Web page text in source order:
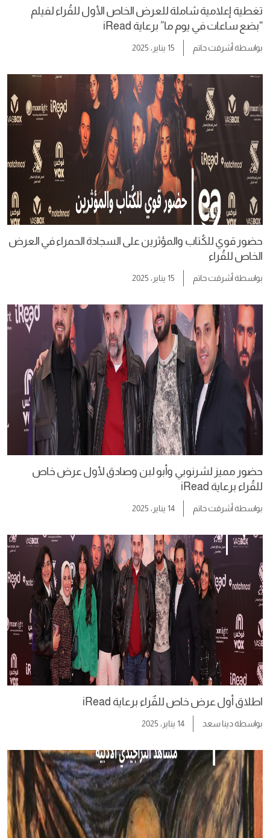
تغطية إعلامية شاملة للعرض الخاص الأول للقُراء لفيلم
“بضع ساعات في يوم ما” برعاية iRead
بواسطةأشرقت حاتم 15 يناير، 2025
حضور قوي للكُتاب والمؤثرين على السجادة الحمراء في العرض
الخاص للقُراء
بواسطةأشرقت حاتم 15 يناير، 2025
حضور مميز لشرنوبي وأبو لبن وصادق لأول عرض خاص
للقُراء برعاية iRead
بواسطةأشرقت حاتم 14 يناير، 2025
اطلاق أول عرض خاص للقٌراء برعاية iRead
بواسطةدينا سعد 14 يناير، 2025